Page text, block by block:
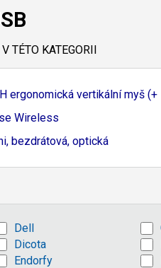
TÉTO KATEGORII
ergonomická vertikální myš (+
Wireless
bezdrátová, optická
Dell
Dicota
Endorfy